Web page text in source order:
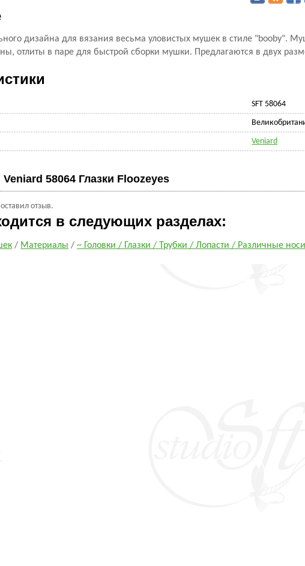
дизайна для вязания весьма уловистых мушек в стиле "booby".
отлиты в паре для быстрой сборки мушки. Предлагаются в двух
SFT 58064
Veniard
Veniard 58064 Глазки Floozeyes
отзыв.
в следующих разделах:
/ Материалы /~ Головки / Глазки / Трубки / Лопасти / Различные